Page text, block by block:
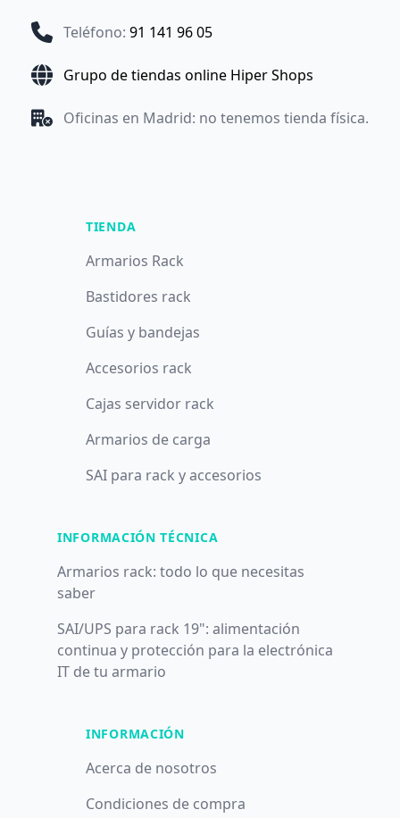
Teléfono: 91 141 96 05
Grupo de tiendas online Hiper Shops
Oficinas en Madrid: no tenemos tienda física.
TIENDA
Armarios Rack
Bastidores rack
Guías y bandejas
Accesorios rack
Cajas servidor rack
Armarios de carga
SAI para rack y accesorios
INFORMACIÓN TÉCNICA
Armarios rack: todo lo que necesitas
saber
SAI/UPS para rack 19": alimentación
continua y protección para la electrónica
IT de tu armario
INFORMACIÓN
Acerca de nosotros
Condiciones de compra